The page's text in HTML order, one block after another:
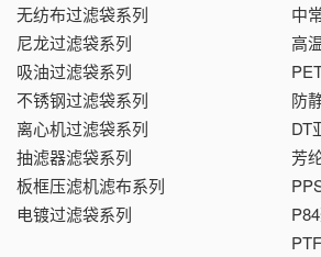
无纺布过滤袋系列
尼龙过滤袋系列
吸油过滤袋系列
不锈钢过滤袋系列
离心机过滤袋系列
抽滤器滤袋系列
板框压滤机滤布系列
电镀过滤袋系列
中
高
防
DT
芳